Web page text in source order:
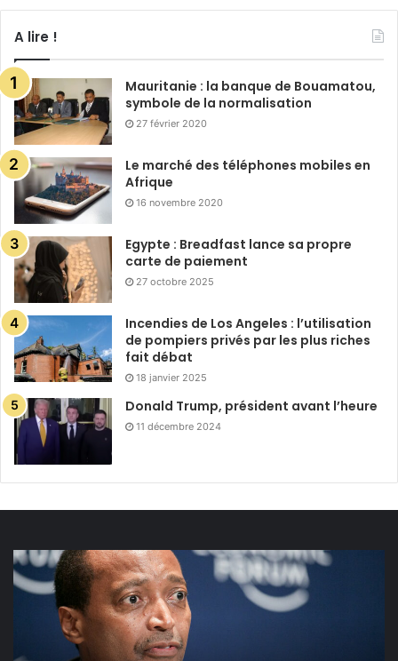
A lire !
Mauritanie : la banque de Bouamatou,
symbole de la normalisation
27 février 2020
Le marché des téléphones mobiles en
Afrique
16 novembre 2020
Egypte : Breadfast lance sa propre
carte de paiement
27 octobre 2025
Incendies de Los Angeles : l’utilisation
de pompiers privés par les plus riches
fait débat
18 janvier 2025
Donald Trump, président avant l’heure
11 décembre 2024
Privatisation
de
la